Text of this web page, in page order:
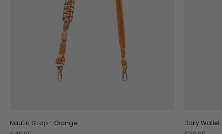
Nautic Strap - Orange
Daily Wallet